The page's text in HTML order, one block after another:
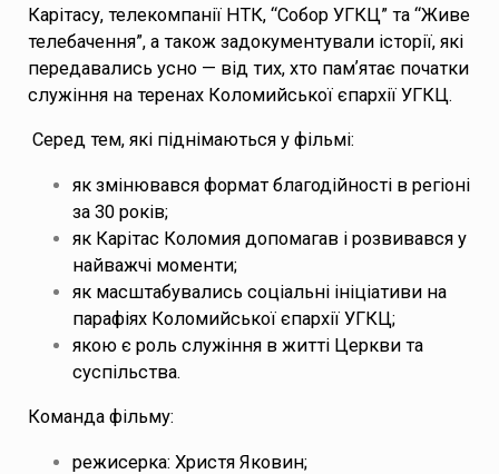
Карітасу, телекомпанії НТК, “Собор УГКЦ” та “Живе
телебачення”, а також задокументували історії, які
передавались усно — від тих, хто памʼятає початки
служіння на теренах Коломийської єпархії УГКЦ.
Серед тем, які піднімаються у фільмі:
як змінювався формат благодійності в регіоні
за 30 років;
як Карітас Коломия допомагав і розвивався у
найважчі моменти;
як масштабувались соціальні ініціативи на
парафіях Коломийської єпархії УГКЦ;
якою є роль служіння в житті Церкви та
суспільства.
Команда фільму:
режисерка: Христя Яковин;